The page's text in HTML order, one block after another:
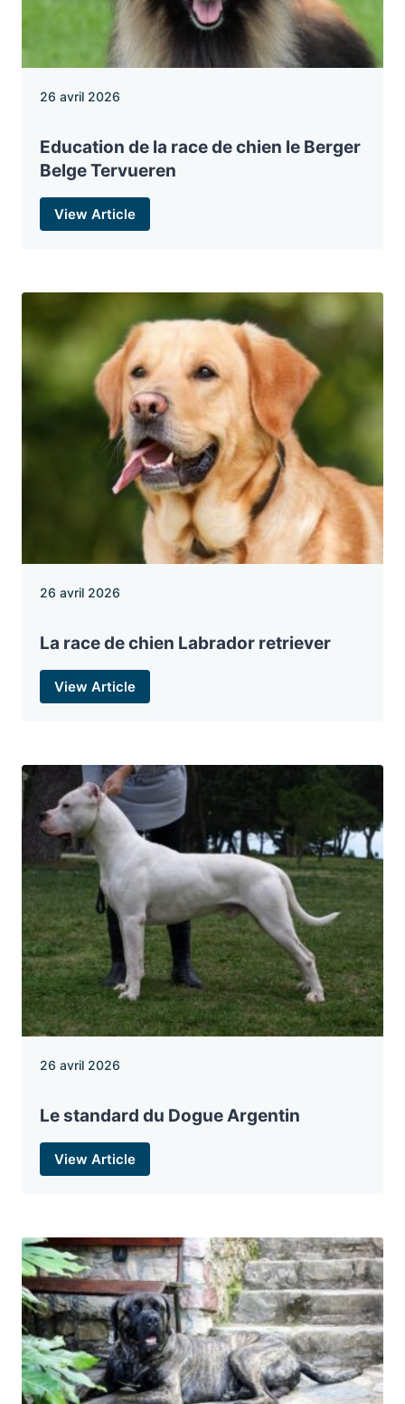
26 avril 2026
Education de la race de chien le Berger
Belge Tervueren
View Article
26 avril 2026
La race de chien Labrador retriever
View Article
26 avril 2026
Le standard du Dogue Argentin
View Article